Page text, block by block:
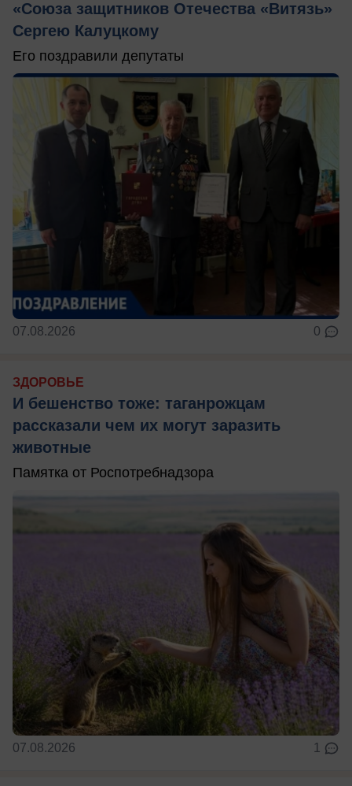
«Союза защитников Отечества «Витязь»
Сергею Калуцкому
Его поздравили депутаты
07.08.2026 0
ЗДОРОВЬЕ
И бешенство тоже: таганрожцам
рассказали чем их могут заразить
животные
Памятка от Роспотребнадзора
07.08.2026 1